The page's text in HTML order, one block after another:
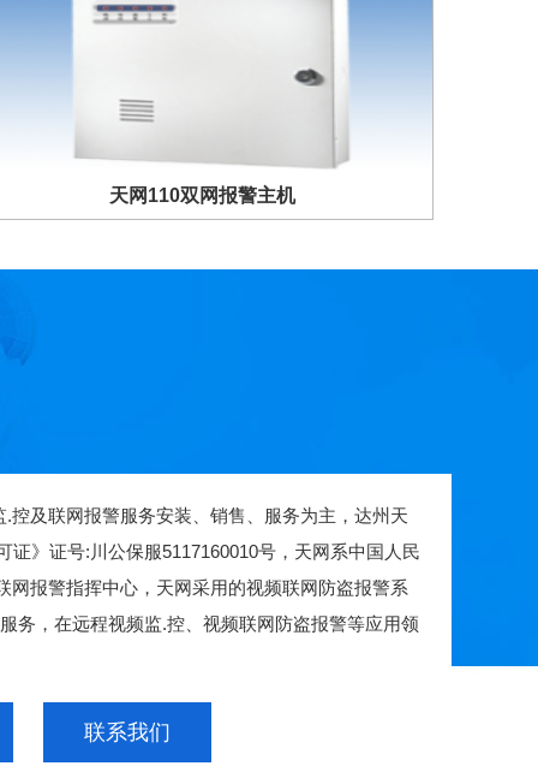
天网110双网报警主机
及联网报警服务安装、销售、服务为主，达州天
》证号:川公保服5117160010号，天网系中国人民
报警指挥中心，天网采用的视频联网防盗报警系
务，在远程视频监.控、视频联网防盗报警等应用领
联系我们